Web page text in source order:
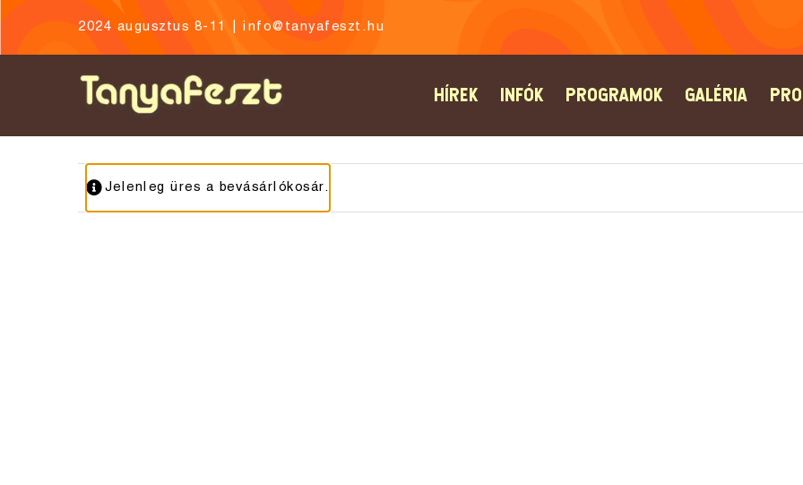
Skip
2024 augusztus 8-11 info@tanyafeszt.hu
HÍREK INFÓK PROGRAMOK GALÉRIA
Jelenleg üres a bevásárlókosár.